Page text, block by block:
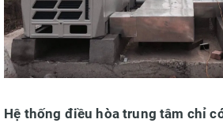
Hệ thống điều hòa trung tâm chỉ